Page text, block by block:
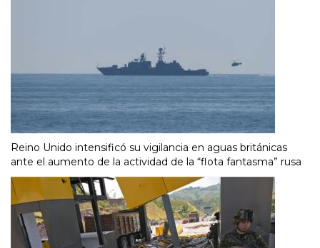
Reino Unido intensificó su vigilancia en aguas británicas
ante el aumento de la actividad de la “flota fantasma” rusa